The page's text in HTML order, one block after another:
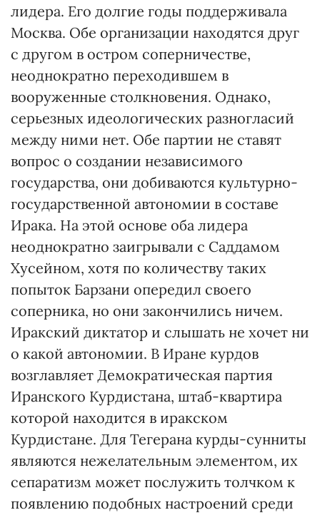
лидера. Его долгие годы поддерживала
Москва. Обе организации находятся друг
с другом в остром соперничестве,
неоднократно переходившем в
вооруженные столкновения. Однако,
серьезных идеологических разногласий
между ними нет. Обе партии не ставят
вопрос о создании независимого
государства, они добиваются культурно-
государственной автономии в составе
Ирака. На этой основе оба лидера
неоднократно заигрывали с Саддамом
Хусейном, хотя по количеству таких
попыток Барзани опередил своего
соперника, но они закончились ничем.
Иракский диктатор и слышать не хочет ни
о какой автономии. В Иране курдов
возглавляет Демократическая партия
Иранского Курдистана, штаб-квартира
которой находится в иракском
Курдистане. Для Тегерана курды-сунниты
являются нежелательным элементом, их
сепаратизм может послужить толчком к
появлению подобных настроений среди